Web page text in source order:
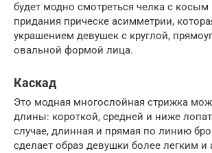
будет модно смотреться челка с
придания прическе асимметрии,
украшением девушек с круглой,
овальной формой лица.
Каскад
Это модная многослойная стрижка
длины: короткой, средней и ниже
случае, длинная и прямая по линию
сделает образ девушки более легким и